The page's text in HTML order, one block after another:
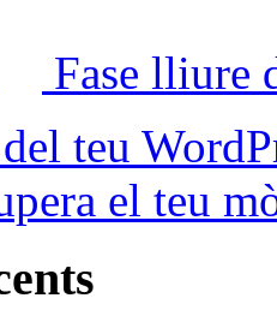
Fase lliure
teu
el teu